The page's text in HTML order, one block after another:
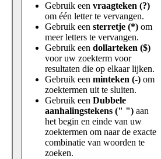
Gebruik een vraagteken (?)
om één letter te vervangen.
Gebruik een sterretje (*) om
meer letters te vervangen.
Gebruik een dollarteken ($)
voor uw zoekterm voor
resultaten die op elkaar lijken.
Gebruik een minteken (-) om
zoektermen uit te sluiten.
Gebruik een Dubbele
aanhalingstekens (" ") aan
het begin en einde van uw
zoektermen om naar de exacte
combinatie van woorden te
zoeken.